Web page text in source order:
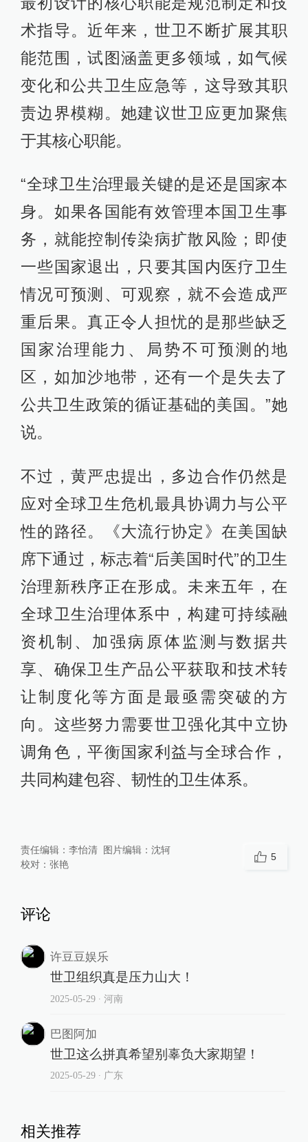
术指导。近年来，世卫不断扩展其职
能范围，试图涵盖更多领域，如气候
变化和公共卫生应急等，这导致其职
责边界模糊。她建议世卫应更加聚焦
于其核心职能。
“全球卫生治理最关键的是还是国家本
身。如果各国能有效管理本国卫生事
务，就能控制传染病扩散风险；即使
一些国家退出，只要其国内医疗卫生
情况可预测、可观察，就不会造成严
重后果。真正令人担忧的是那些缺乏
国家治理能力、局势不可预测的地
区，如加沙地带，还有一个是失去了
公共卫生政策的循证基础的美国。”她
说。
不过，黄严忠提出，多边合作仍然是
应对全球卫生危机最具协调力与公平
性的路径。《大流行协定》在美国缺
席下通过，标志着“后美国时代”的卫生
治理新秩序正在形成。未来五年，在
全球卫生治理体系中，构建可持续融
资机制、加强病原体监测与数据共
享、确保卫生产品公平获取和技术转
让制度化等方面是最亟需突破的方
向。这些努力需要世卫强化其中立协
调角色，平衡国家利益与全球合作，
共同构建包容、韧性的卫生体系。
责任编辑： 李怡清 图片编辑： 沈轲
校对： 张艳
5
评论
许豆豆娱乐
世卫组织真是压力山大！
2025-05-29∙ 河南
巴图阿加
世卫这么拼真希望别辜负大家期望！
2025-05-29∙ 广东
相关推荐